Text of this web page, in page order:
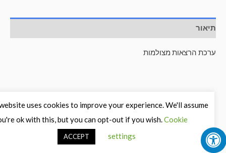
הרצאות מצולמות
website uses cookies to improve your experience. We'll assume
you're ok with this, but you can opt-out if you wish.Cookie
settings
ACCEPT